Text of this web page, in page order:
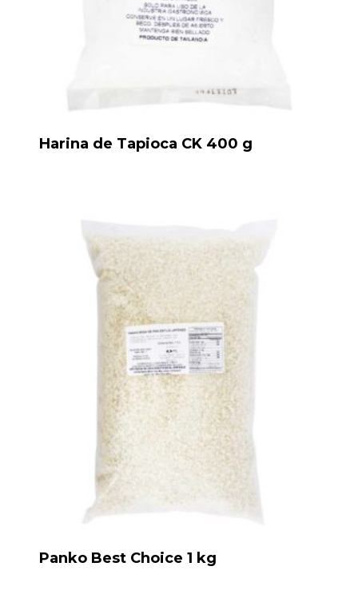
Harina de Tapioca CK 400 g
Panko Best Choice 1 kg